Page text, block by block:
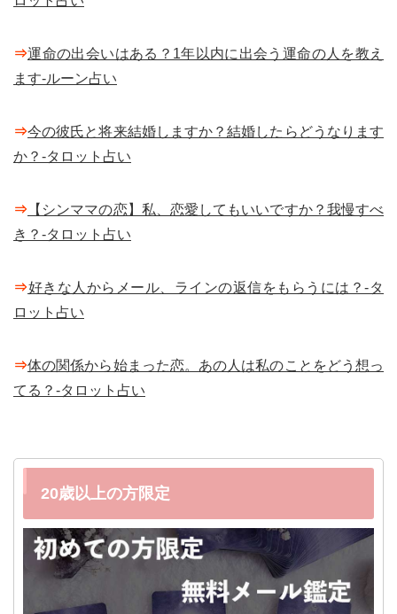
⇒運命の出会いはある？1年以内に出会う運命の人を教え
ます-ルーン占い
⇒今の彼氏と将来結婚しますか？結婚したらどうなります
か？-タロット占い
⇒ 【シンママの恋】私、恋愛してもいいですか？我慢すべ
き？-タロット占い
⇒好きな人からメール、ラインの返信をもらうには？-タ
ロット占い
⇒体の関係から始まった恋。あの人は私のことをどう想っ
てる？-タロット占い
20歳以上の方限定